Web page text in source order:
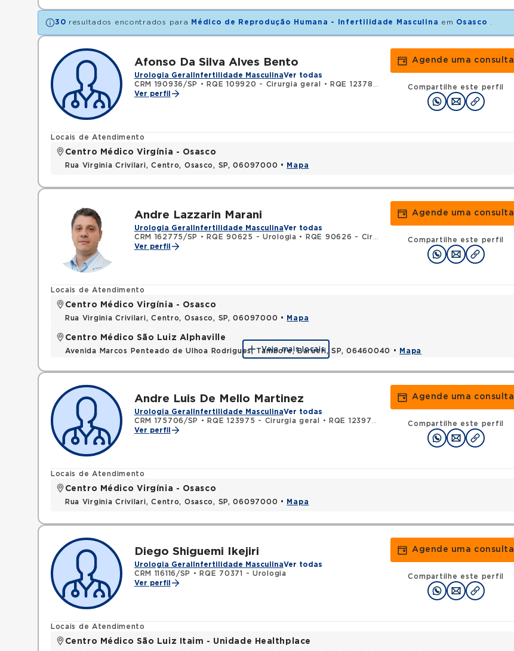
30 resultados encontrados para Médico de Reprodução Humana - Infertilidade Masculina em Osasco
Afonso Da Silva Alves Bento
Urologia Geral Infertilidade MasculinaVer todas
CRM 190936/SP
• RQE 109920 - Cirurgia geral •
RQE 123780 - Urologia
Ver perfil
Agende uma consulta
Compartilhe este perfil
Locais de Atendimento
Centro Médico Virgínia - Osasco
Rua Virginia Crivilari, Centro, Osasco, SP, 06097000 • Mapa
Andre Lazzarin Marani
Urologia Geral Infertilidade MasculinaVer todas
CRM 162775/SP
• RQE 90625 - Urologia •
RQE 90626 - Cirurgia geral
Ver perfil
Agende uma consulta
Compartilhe este perfil
Locais de Atendimento
Centro Médico Virgínia - Osasco
Rua Virginia Crivilari, Centro, Osasco, SP, 06097000 • Mapa
Centro Médico São Luiz Alphaville
Avenida Marcos Penteado de Ulhoa Rodrigues, Tambore, Barueri, SP, 06460040 • Mapa
Veja mais locais
Andre Luis De Mello Martinez
Urologia Geral Infertilidade MasculinaVer todas
CRM 175706/SP
• RQE 123975 - Cirurgia geral •
RQE 123976 - Urologia
Ver perfil
Agende uma consulta
Compartilhe este perfil
Locais de Atendimento
Centro Médico Virgínia - Osasco
Rua Virginia Crivilari, Centro, Osasco, SP, 06097000 • Mapa
Diego Shiguemi Ikejiri
Urologia Geral Infertilidade MasculinaVer todas
CRM 116116/SP
•
RQE 70371 - Urologia
Ver perfil
Agende uma consulta
Compartilhe este perfil
Locais de Atendimento
Centro Médico São Luiz Itaim - Unidade Healthplace